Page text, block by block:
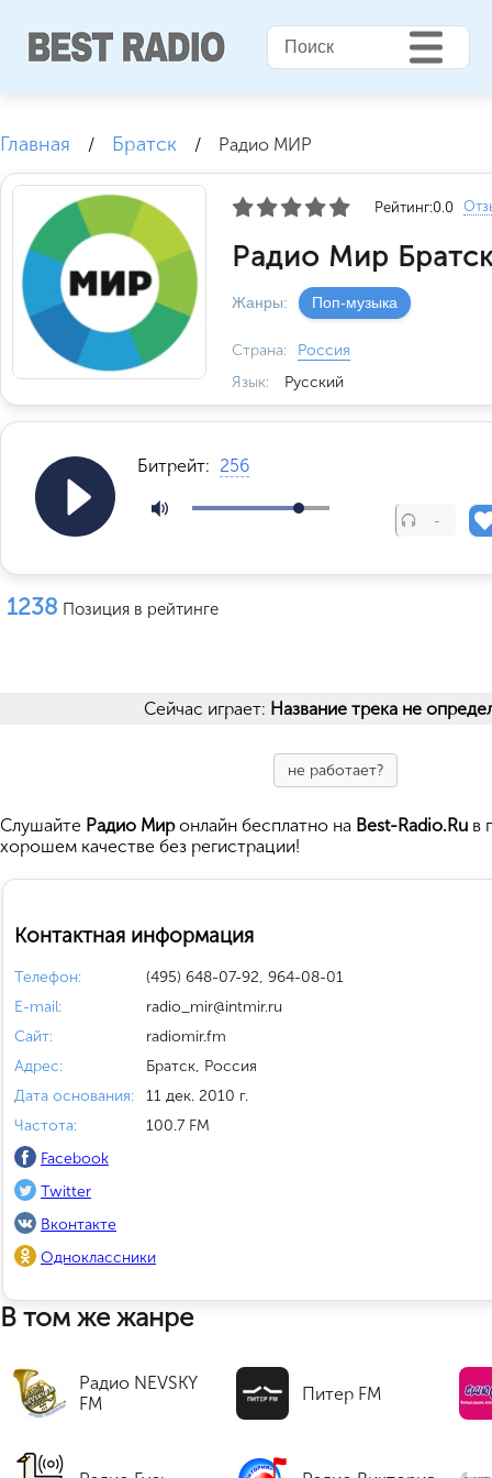
Главная / Братск / Радио МИР
Рейтинг:0.0
Радио Мир
Жанры: Поп-музыка
Страна:
Россия
Язык:
Русский
Битрейт: 256
-
1238 Позиция в рейтинге
Сейчас играет: Название трека не
не работает?
Cлушайте Радио Миронлайн бесплатно на Best-Radio.Ru в
хорошем качестве без регистрации!
Контактная информация
Телефон:
(495) 648-07-92, 964-08-01
E-mail:
radio_mir@intmir.ru
Сайт:
radiomir.fm
Адрес:
Братск, Россия
Дата основания:
11 дек. 2010 г.
Частота:
100.7 FM
Facebook
Twitter
Вконтакте
Одноклассники
В том же жанре
Радио NEVSKY
FM
Питер FM